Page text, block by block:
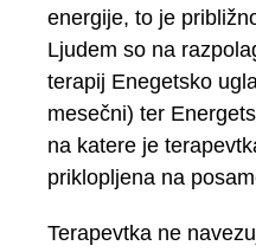
energije, to je
Ljudem so na
terapij Enegetsko
mesečni) ter
na katere je
priklopljena na
Terapevtka ne